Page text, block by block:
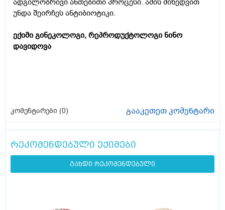
ადგილობრივი ანთებითი პროცესი. ამის მიხედვით
უნდა შეირჩეს ანტიბიოტიკი.
ექიმი გინეკოლოგი, რეპროდუქტოლოგი ნინო
დავიდოვა
კომენტარები (0) გააკეთეთ კომენტარი
რეკომენდებული ექიმები
გახდი რეკომენდებული